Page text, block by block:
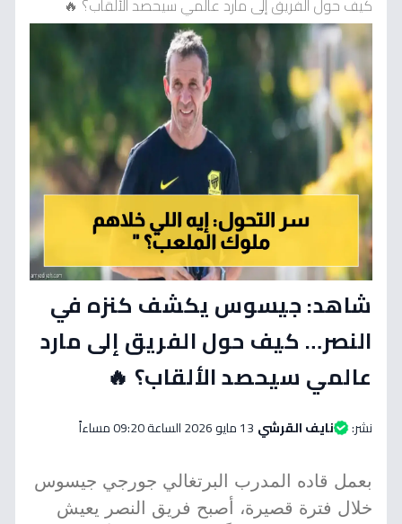
شاهد: جيسوس يكشف كنزه في
النصر… كيف حول الفريق إلى مارد
عالمي سيحصد الألقاب؟ 🔥
نشر: نايف القرشي 13 مايو 2026 الساعة 09:20 مساءاً
بعمل قاده المدرب البرتغالي جورجي جيسوس
خلال فترة قصيرة، أصبح فريق النصر يعيش